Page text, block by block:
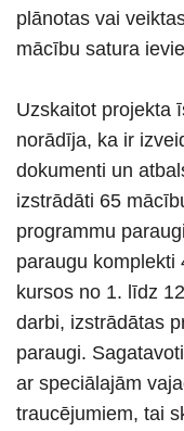
plānotas vai
mācību satura
Uzskaitot projekta
norādīja, ka ir
dokumenti un
izstrādāti 65
programmu
paraugu komplekti
kursos no 1. līdz
darbi, izstrādātas
paraugi.
ar speciālajām
traucējumiem, tai